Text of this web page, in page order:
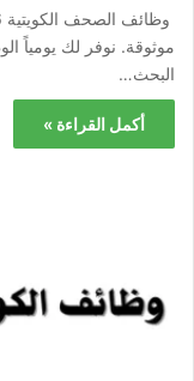
موثوقة. نوفر لك يومياً
البحث…
أكمل القراءة »